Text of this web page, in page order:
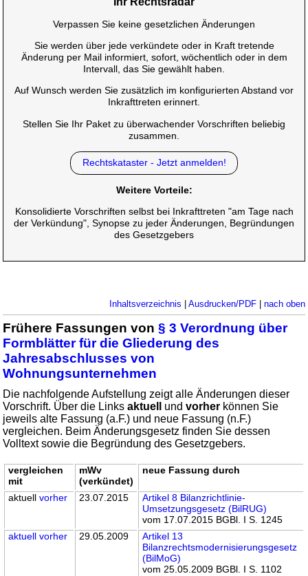
Verpassen Sie keine gesetzlichen Änderungen
Sie werden über jede verkündete oder in Kraft tretende
Änderung per Mail informiert, sofort, wöchentlich oder in dem
Intervall, das Sie gewählt haben.
Auf Wunsch werden Sie zusätzlich im konfigurierten Abstand vor
Inkrafttreten erinnert.
Stellen Sie Ihr Paket zu überwachender Vorschriften beliebig
zusammen.
Rechtskataster - Jetzt anmelden!
Weitere Vorteile:
Konsolidierte Vorschriften selbst bei Inkrafttreten "am Tage nach
der Verkündung", Synopse zu jeder Änderungen, Begründungen
des Gesetzgebers
Inhaltsverzeichnis Ausdrucken/PDF| nach oben
Frühere Fassungen von§ 3 Verordnung über
Formblätter für die Gliederung des
Jahresabschlusses von
Wohnungsunternehmen
Die nachfolgende Aufstellung zeigt alle Änderungen dieser
Vorschrift. Über die Linksaktuell undvorher können Sie
jeweils alte Fassung (a.F.) und neue Fassung (n.F.)
vergleichen. Beim Änderungsgesetz finden Sie dessen
Volltext sowie die Begründung des Gesetzgebers.
vergleichen
mit
mWv
(verkündet)
neue Fassung durch
aktuellvorher 23.07.2015
Artikel 8 Bilanzrichtlinie-
Umsetzungsgesetz (BilRUG)
vom 17.07.2015 BGBl. I S. 1245
aktuell vorher 29.05.2009
Artikel 13
Bilanzrechtsmodernisierungsgesetz
(BilMoG)
vom 25.05.2009 BGBl. I S. 1102